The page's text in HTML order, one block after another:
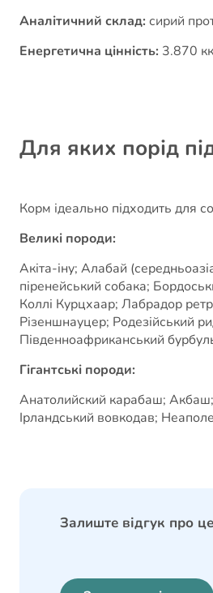
Аналітичний склад: сирий
Енергетична цінність: 3.870
Для яких порід
Корм ідеально підходить для
Великі породи:
Акіта-іну; Алабай
піренейський собака;
Коллі Курцхаар; Лабрадор
Різеншнауцер; Родезійський
Південноафриканський
Гігантські породи:
Анатолийский карабаш; Акбаш;
Ірландський вовкодав;
Залиште відгук про